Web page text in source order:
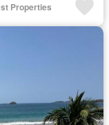
Properties